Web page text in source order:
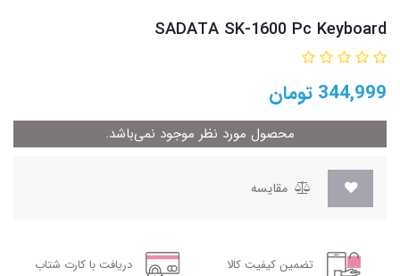
SADATA SK-1600 Pc Keyboard
344,999 تومان
محصول مورد نظر موجود نمی‌باشد.
مقایسه
تضمین کیفیت کالا دریافت با کارت شتاب